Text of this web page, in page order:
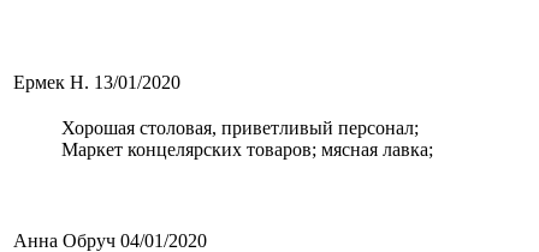
Ермек Н. 13/01/2020
Хорошая столовая, приветливый персонал;
Маркет концелярских товаров; мясная лавка;
Анна Обруч 04/01/2020